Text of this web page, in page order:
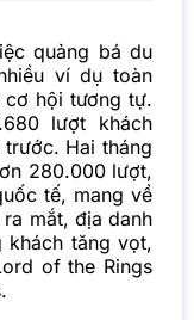
quảng bá du
ví dụ toàn
hội tương tự.
lượt khách
Hai tháng
280.000 lượt,
tế, mang về
mắt, địa danh
tăng vọt,
of the Rings